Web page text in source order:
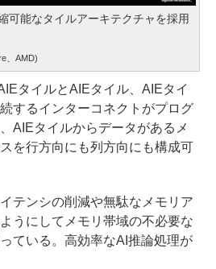
可能なタイルアーキテクチャを採用
、AMD)
タイルとAIEタイル、AIEタイ
するインターコネクトがプログ
AIEタイルからデータがあるメ
を行方向にも列方向にも構成可
テンシの削減や無駄なメモリア
うにしてメモリ帯域の不必要な
ている。高効率なAI推論処理が